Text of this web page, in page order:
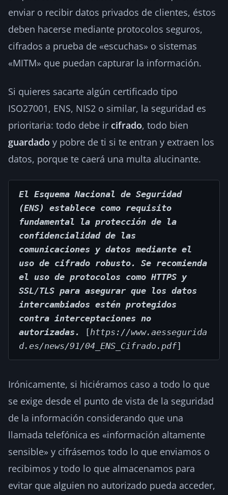
enviar o recibir datos privados de clientes, éstos
deben hacerse mediante protocolos seguros,
cifrados a prueba de «escuchas» o sistemas
«MITM» que puedan capturar la información.
Si quieres sacarte algún certificado tipo
ISO27001, ENS, NIS2 o similar, la seguridad es
prioritaria: todo debe ir cifrado, todo bien
guardado y pobre de ti si te entran y extraen los
datos, porque te caerá una multa alucinante.
El Esquema Nacional de Seguridad
(ENS) establece como requisito
fundamental la protección de la
confidencialidad de las
comunicaciones y datos mediante el
uso de cifrado robusto. Se recomienda
el uso de protocolos como HTTPS y
SSL/TLS para asegurar que los datos
intercambiados estén protegidos
contra interceptaciones no
autorizadas.
[https://www.aessegurida
d.es/news/91/04_ENS_Cifrado.pdf]
Irónicamente, si hiciéramos caso a todo lo que
se exige desde el punto de vista de la seguridad
de la información considerando que una
llamada telefónica es «información altamente
sensible» y cifrásemos todo lo que enviamos o
recibimos y todo lo que almacenamos para
evitar que alguien no autorizado pueda acceder,